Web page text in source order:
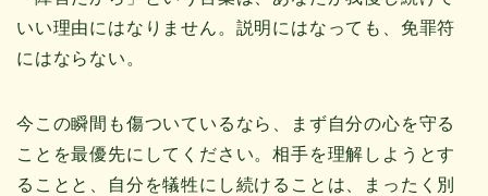
いい理由にはなりません。説明にはなっても、免罪符
にはならない。
今この瞬間も傷ついているなら、まず自分の心を守る
ことを最優先にしてください。相手を理解しようとす
ることと、自分を犠牲にし続けることは、まったく別